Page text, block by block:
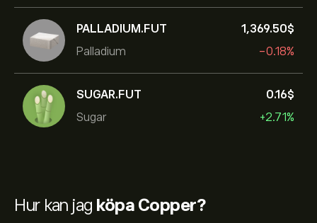
PALLADIUM.FUT
Palladium
1,369.50‎$‎
-0.18%
SUGAR.FUT
Sugar
0.16‎$‎
+2.71%
Hur kan jag köpa Copper?